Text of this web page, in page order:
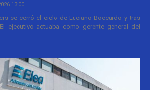
13:00
se cerró el ciclo de Luciano Boccardo y tras
ejecutivo actuaba como gerente general del